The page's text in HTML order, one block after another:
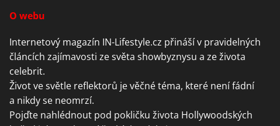
O webu
Internetový magazín IN-Lifestyle.cz přináší v pravidelných
článcích zajímavosti ze světa showbyznysu a ze života
celebrit.
Život ve světle reflektorů je věčné téma, které není fádní
a nikdy se neomrzí.
Pojďte nahlédnout pod pokličku života Hollywoodských